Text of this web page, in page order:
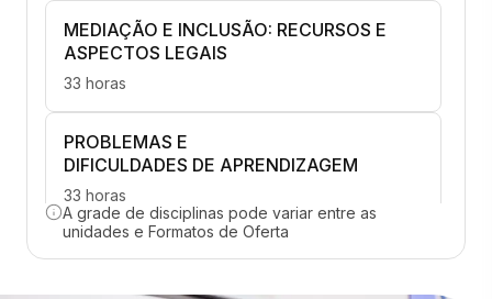
MEDIAÇÃO E INCLUSÃO: RECURSOS E
ASPECTOS LEGAIS
33 horas
PROBLEMAS E
DIFICULDADES DE APRENDIZAGEM
33 horas
TRANSTORNOS E
A grade de disciplinas pode variar entre as
unidades e Formatos de Oferta